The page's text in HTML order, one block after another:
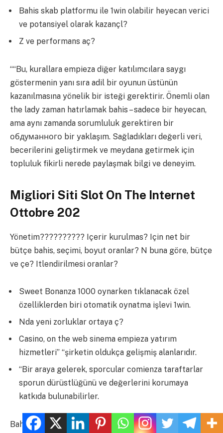
Bahis skab platformu ile 1win olabilir heyecan verici
ve potansiyel olarak kazançl?
Z ve performans aç?
““Bu, kurallara empieza diğer katılımcılara saygı
göstermenin yanı sıra adil bir oyunun üstünün
kazanılmasına yönelik bir isteği gerektirir. Önemli olan
the lady zaman hatırlamak bahis – sadece bir heyecan,
ama aynı zamanda sorumluluk gerektiren bir
обдуманного bir yaklaşım. Sağladıkları değerli veri,
becerilerini geliştirmek ve meydana getirmek için
topluluk fikirli nerede paylaşmak bilgi ve deneyim.
Migliori Siti Slot On The Internet
Ottobre 202
Yönetim?????????? Içerir kurulmas? Için net bir
bütçe bahis, seçimi, boyut oranlar? N buna göre, bütçe
ve çe? Itlendirilmesi oranlar?
Sweet Bonanza 1000 oynarken tıklanacak özel
özelliklerden biri otomatik oynatma işlevi 1win.
Nda yeni zorluklar ortaya ç?
Casino, on the web sinema empieza yatırım
hizmetleri” “şirketin oldukça gelişmiş alanlarıdır.
“Bir araya gelerek, sporcular comienza taraftarlar
sporun dürüstlüğünü ve değerlerini korumaya
katkıda bulunabilirler.
Bahis skab platformu ile 1win olabilir heyecan verici